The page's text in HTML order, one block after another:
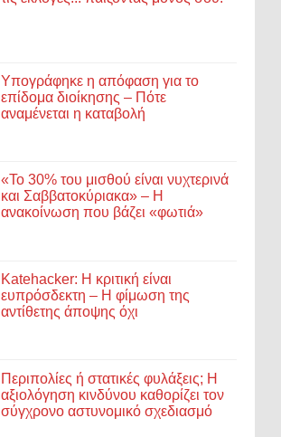
Υπογράφηκε η απόφαση για το
επίδομα διοίκησης – Πότε
αναμένεται η καταβολή
«Το 30% του μισθού είναι νυχτερινά
και Σαββατοκύριακα» – Η
ανακοίνωση που βάζει «φωτιά»
Katehacker: Η κριτική είναι
ευπρόσδεκτη – Η φίμωση της
αντίθετης άποψης όχι
Περιπολίες ή στατικές φυλάξεις; Η
αξιολόγηση κινδύνου καθορίζει τον
σύγχρονο αστυνομικό σχεδιασμό